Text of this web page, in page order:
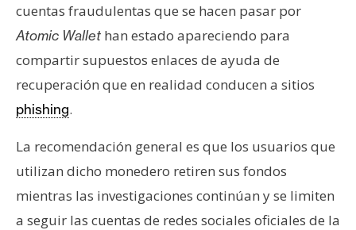
cuentas fraudulentas que se hacen pasar por
Atomic Wallet han estado apareciendo para
compartir supuestos enlaces de ayuda de
recuperación que en realidad conducen a sitios
phishing.
La recomendación general es que los usuarios que
utilizan dicho monedero retiren sus fondos
mientras las investigaciones continúan y se limiten
a seguir las cuentas de redes sociales oficiales de la